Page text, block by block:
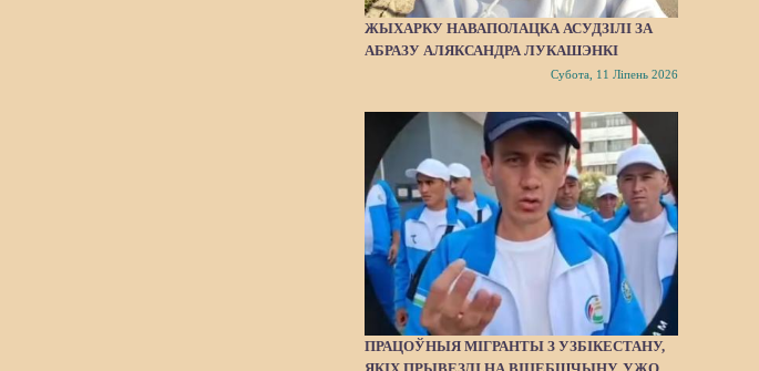
ЖЫХАРКУ НАВАПОЛАЦКА АСУДЗІЛІ ЗА
АБРАЗУ АЛЯКСАНДРА ЛУКАШЭНКІ
Субота, 11 Ліпень 2026
ПРАЦОЎНЫЯ МІГРАНТЫ З УЗБІКЕСТАНУ,